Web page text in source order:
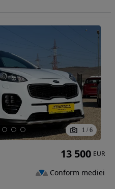
1 / 6
13 500 EUR
Conform mediei